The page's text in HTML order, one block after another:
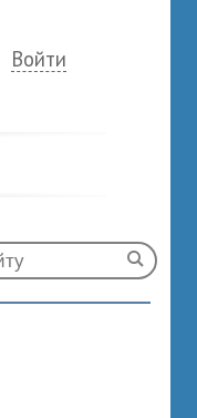
Войти